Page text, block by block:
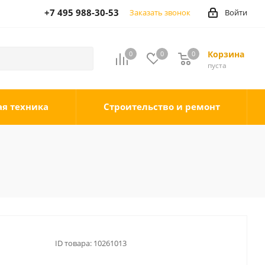
Войти
+7 495 988-30-53 Заказать звонок
0 0 Корзина
0
пуста
0
техника Строительство и ремонт
ID товара: 10261013